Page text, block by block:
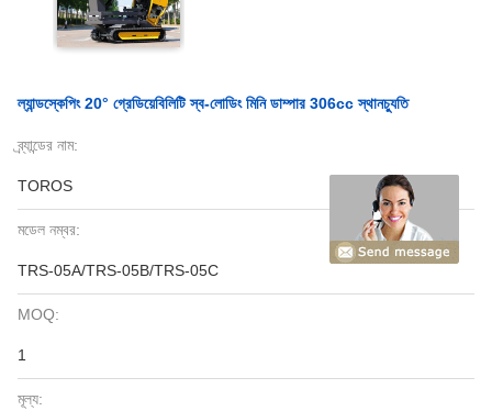
ল্যান্ডস্কেপিং 20° গ্রেডিয়েবিলিটি স্ব-লোডিং মিনি ডাম্পার 306cc স্থানচ্যুতি
ব্র্যান্ডের নাম:
TOROS
মডেল নম্বর:
TRS-05A/TRS-05B/TRS-05C
MOQ:
1
মূল্য: